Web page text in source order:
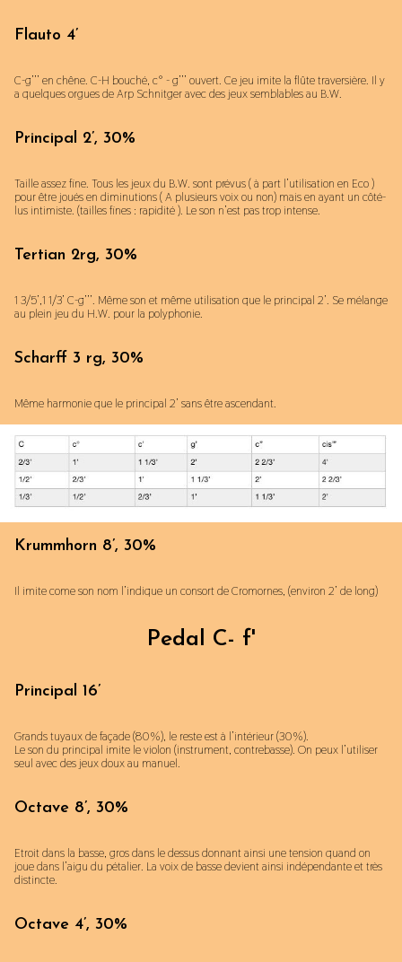
Flauto 4’
C-g’’’ en chêne. C-H bouché, c° - g’’’ ouvert. Ce jeu imite la flûte traversière. Il y
a quelques orgues de Arp Schnitger avec des jeux semblables au B.W.
Principal 2’, 30%
Taille assez fine. Tous les jeux du B.W. sont prévus ( à part l’utilisation en Eco )
pour être joués en diminutions ( A plusieurs voix ou non) mais en ayant un côté-
lus intimiste. (tailles fines : rapidité ). Le son n’est pas trop intense.
Tertian 2rg, 30%
1 3/5’,1 1/3’ C-g’’’. Même son et même utilisation que le principal 2’. Se mélange
au plein jeu du H.W. pour la polyphonie.
Scharff 3 rg, 30%
Même harmonie que le principal 2’ sans être ascendant.
Krummhorn 8’, 30%
Il imite come son nom l’indique un consort de Cromornes, (environ 2’ de long)
Pedal C- f'
Principal 16’
Grands tuyaux de façade (80%), le reste est à l’intérieur (30%).
Le son du principal imite le violon (instrument, contrebasse). On peux l’utiliser
seul avec des jeux doux au manuel.
Octave 8’, 30%
Etroit dans la basse, gros dans le dessus donnant ainsi une tension quand on
joue dans l’aigu du pétalier. La voix de basse devient ainsi indépendante et très
distincte.
Octave 4’, 30%